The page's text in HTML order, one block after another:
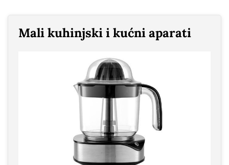
Mali kuhinjski i kućni aparati